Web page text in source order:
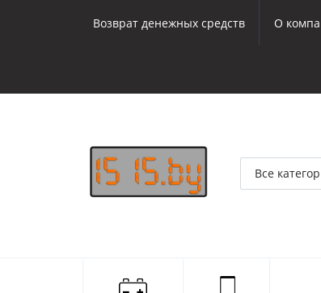
Возврат денежных средств О
Все